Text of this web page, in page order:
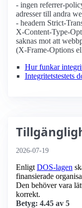
- ingen referrer-
adresser till andra
- headern Strict-
X-Content-Type-
saknas mot att
(X-Frame-Options
Hur funkar
Integritetstestets
2026-07-19
Enligt DOS-lagen
finansierade
Den behöver vara
korrekt.
Betyg: 4.45 av 5